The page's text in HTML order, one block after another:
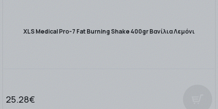
XLS Medical Pro-7 Fat Burning Shake 400gr Βανίλια Λεμόνι
25.28€